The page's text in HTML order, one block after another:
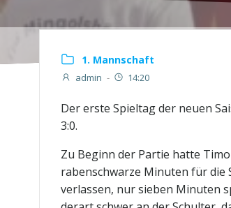
1. Mannschaft
admin - 14:20
Der erste Spieltag der neuen
3:0.
Zu Beginn der Partie hatte
rabenschwarze Minuten für die
verlassen, nur sieben Minuten